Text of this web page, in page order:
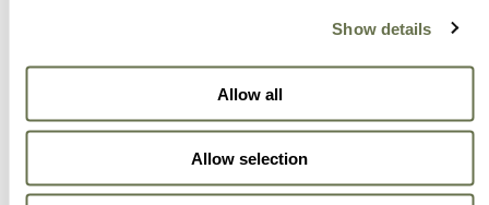
Show details
Allow all
Allow selection